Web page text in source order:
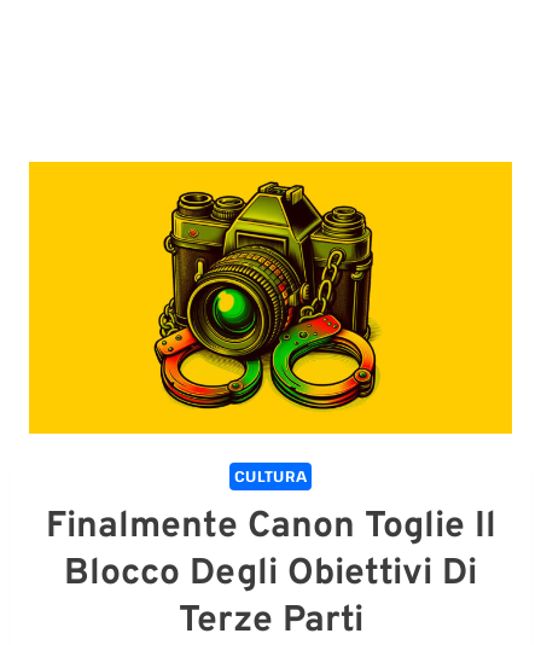
CULTURA
Finalmente Canon Toglie Il
Blocco Degli Obiettivi Di
Terze Parti